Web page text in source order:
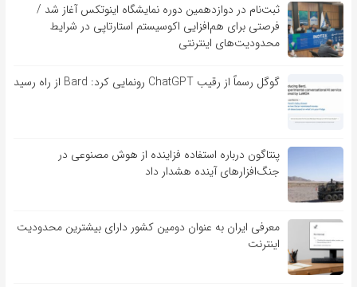
ثبت‌نام در دوازدهمین دوره نمایشگاه اینوتکس آغاز شد /
فرصتی برای هم‌افزایی اکوسیستم استارتاپی در شرایط
محدودیت‌های اینترنتی
گوگل رسماً از رقیب ChatGPT رونمایی کرد: Bard از راه رسید
پنتاگون درباره استفاده فزاینده از هوش مصنوعی در
جنگ‌افزارهای آینده هشدار داد
معرفی ایران به عنوان دومین کشور دارای بیشترین محدودیت
اینترنت